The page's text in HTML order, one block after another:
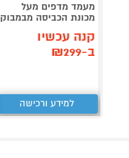
מעמד מדפים מעל
מכונת הכביסה מבמבוק
קנה עכשיו
ב-₪299
למידע ורכישה